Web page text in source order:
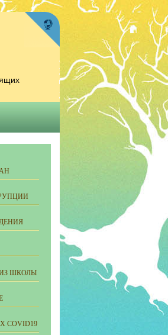
ШКОЛЫ
COVID19